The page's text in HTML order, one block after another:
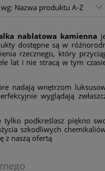
Nazwa produktu A-Z
nablatowa kamienna
dostępne są w
rzecznego, który
lat i nie stracą w tym
nadają wnętrzom
wyglądają
podkreślasz piękno
szkodliwych
z naszą ofertą